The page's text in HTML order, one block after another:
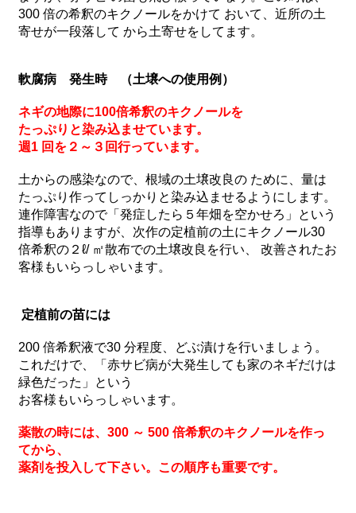
300 倍の希釈のキクノールをかけて おいて、近所の土
寄せが一段落して から土寄せをしてます。
軟腐病 発生時 （土壌への使用例）
ネギの地際に100倍希釈のキクノールを
たっぷりと染み込ませています。
週1 回を２～３回行っています。
土からの感染なので、根域の土壌改良の ために、量は
たっぷり作ってしっかりと染み込ませるようにします。
連作障害なので「発症したら５年畑を空かせろ」という
指導もありますが、次作の定植前の土にキクノール30
倍希釈の２ℓ/ ㎡散布での土壌改良を行い、 改善されたお
客様もいらっしゃいます。
定植前の苗には
200 倍希釈液で30 分程度、どぶ漬けを行いましょう。
これだけで、「赤サビ病が大発生しても家のネギだけは
緑色だった」という
お客様もいらっしゃいます。
薬散の時には、300 ～ 500 倍希釈のキクノールを作っ
てから、
薬剤を投入して下さい。この順序も重要です。